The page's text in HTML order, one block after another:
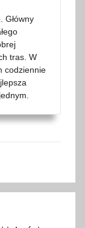
Główny
tras. W
codziennie